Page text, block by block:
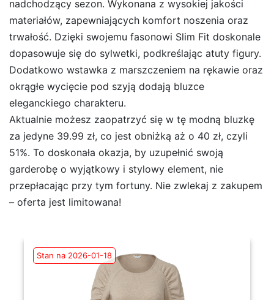
nadchodzący sezon. Wykonana z wysokiej jakości
materiałów, zapewniających komfort noszenia oraz
trwałość. Dzięki swojemu fasonowi Slim Fit doskonale
dopasowuje się do sylwetki, podkreślając atuty figury.
Dodatkowo wstawka z marszczeniem na rękawie oraz
okrągłe wycięcie pod szyją dodają bluzce
eleganckiego charakteru.
Aktualnie możesz zaopatrzyć się w tę modną bluzkę
za jedyne 39.99 zł, co jest obniżką aż o 40 zł, czyli
51%. To doskonała okazja, by uzupełnić swoją
garderobę o wyjątkowy i stylowy element, nie
przepłacając przy tym fortuny. Nie zwlekaj z zakupem
– oferta jest limitowana!
Stan na 2026-01-18